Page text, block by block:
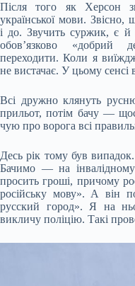
Після того як Херсон
української мови. Звісно,
і до. Звучить суржик, є й
обов’язково «добрий
переходити. Коли я
не вистачає. У цьому сенсі
Всі дружно клянуть
прильот, потім бачу —
чую про ворога всі
Десь рік тому був
Бачимо — на інвалідному
просить гроші, причому
російську мову». А він
русский город». Я на
викличу поліцію. Такі